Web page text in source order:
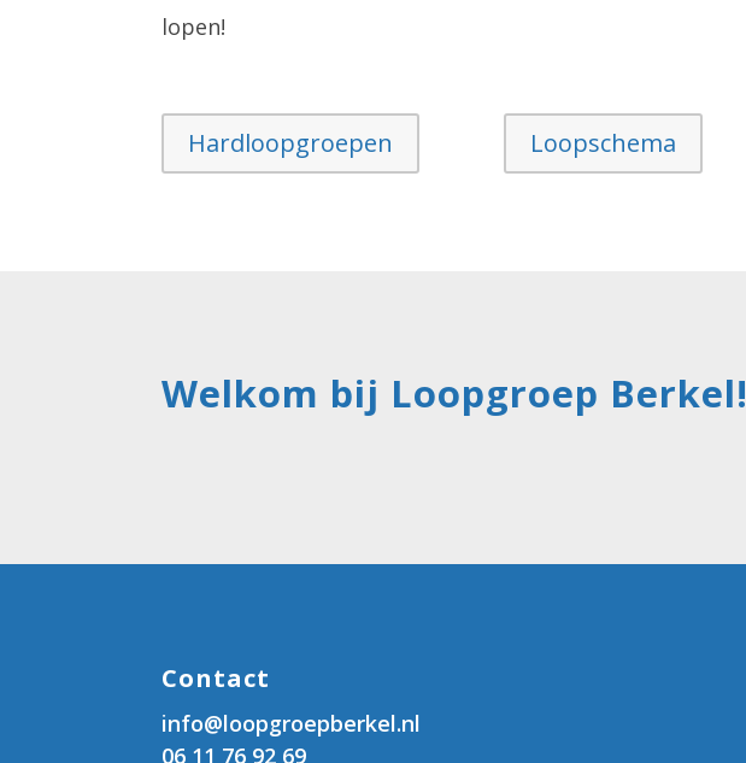
lopen!
Hardloopgroepen Loopschema
Welkom bij Loopgroep Berkel!
Contact
info@loopgroepberkel.nl
06 11 76 92 69